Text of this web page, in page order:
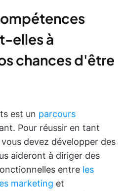
elles à
chances d'être
est un parcours
Pour réussir en tant
devez développer des
aideront à diriger des
entre les
marketing et